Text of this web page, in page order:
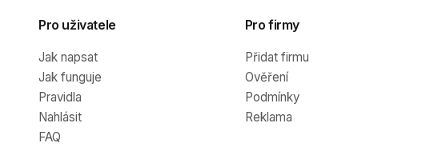
Pro uživatele
Jak napsat
Jak funguje
Pravidla
Nahlásit
FAQ
Pro firmy
Přidat firmu
Ověření
Podmínky
Reklama